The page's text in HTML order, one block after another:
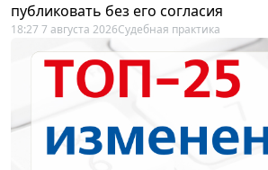
публиковать без его согласия
18:27 7 августа 2026Судебная практика